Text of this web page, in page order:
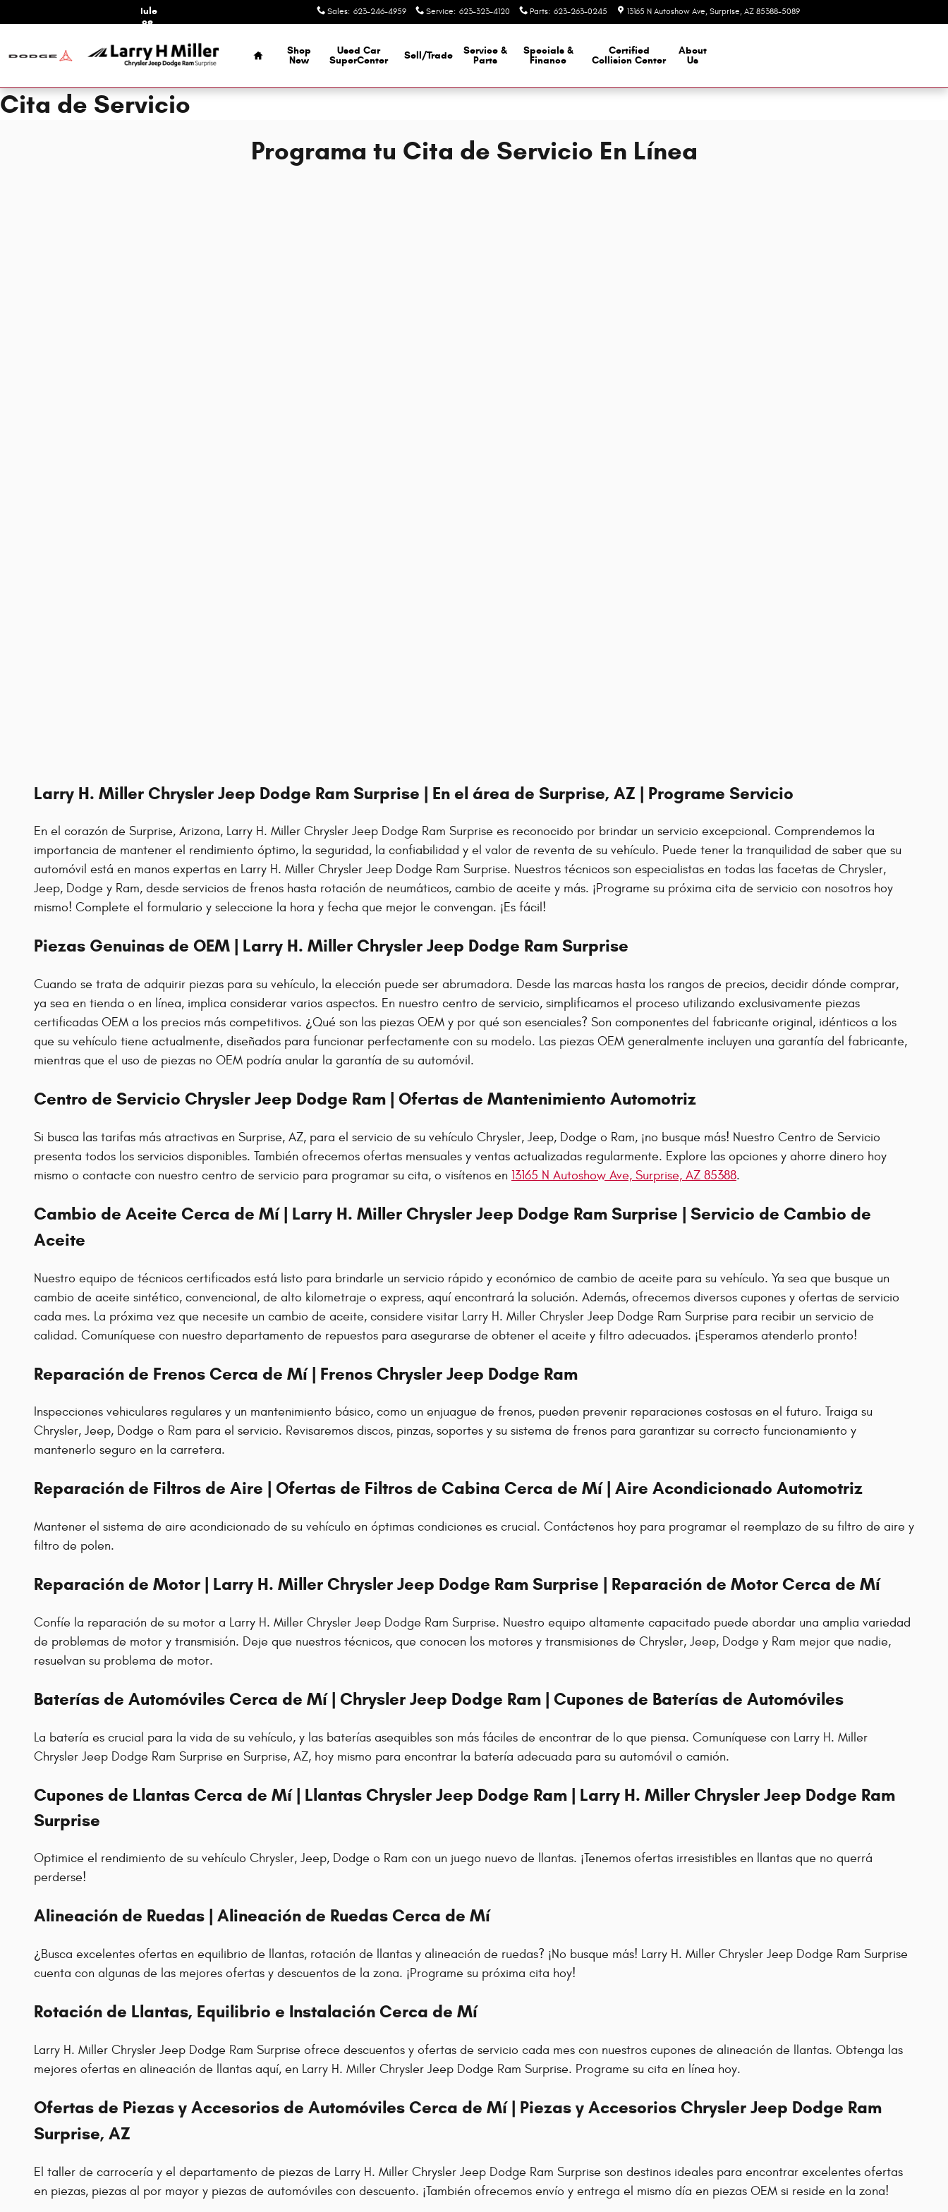
Sales: 623-246-4959 Service: 623-323-4120 Parts: 623-263-0245 13165 N Autoshow Ave Surprise, AZ 85388-5089
Schedule
Service
Home
Shop
New
Used Car
SuperCenter
Sell/Trade
Service &
Parts
Specials &
Finance
Certified
Collision Center
About
Us
Cita de Servicio
Programa tu Cita de Servicio En Línea
Larry H. Miller Chrysler Jeep Dodge Ram Surprise | En el área de Surprise, AZ | Programe Servicio
En el corazón de Surprise, Arizona, Larry H. Miller Chrysler Jeep Dodge Ram Surprise es reconocido por brindar un servicio excepcional. Comprendemos la
importancia de mantener el rendimiento óptimo, la seguridad, la confiabilidad y el valor de reventa de su vehículo. Puede tener la tranquilidad de saber que su
automóvil está en manos expertas en Larry H. Miller Chrysler Jeep Dodge Ram Surprise. Nuestros técnicos son especialistas en todas las facetas de Chrysler,
Jeep, Dodge y Ram, desde servicios de frenos hasta rotación de neumáticos, cambio de aceite y más. ¡Programe su próxima cita de servicio con nosotros hoy
mismo! Complete el formulario y seleccione la hora y fecha que mejor le convengan. ¡Es fácil!
Piezas Genuinas de OEM | Larry H. Miller Chrysler Jeep Dodge Ram Surprise
Cuando se trata de adquirir piezas para su vehículo, la elección puede ser abrumadora. Desde las marcas hasta los rangos de precios, decidir dónde comprar,
ya sea en tienda o en línea, implica considerar varios aspectos. En nuestro centro de servicio, simplificamos el proceso utilizando exclusivamente piezas
certificadas OEM a los precios más competitivos. ¿Qué son las piezas OEM y por qué son esenciales? Son componentes del fabricante original, idénticos a los
que su vehículo tiene actualmente, diseñados para funcionar perfectamente con su modelo. Las piezas OEM generalmente incluyen una garantía del fabricante,
mientras que el uso de piezas no OEM podría anular la garantía de su automóvil.
Centro de Servicio Chrysler Jeep Dodge Ram | Ofertas de Mantenimiento Automotriz
Si busca las tarifas más atractivas en Surprise, AZ, para el servicio de su vehículo Chrysler, Jeep, Dodge o Ram, ¡no busque más! Nuestro Centro de Servicio
presenta todos los servicios disponibles. También ofrecemos ofertas mensuales y ventas actualizadas regularmente. Explore las opciones y ahorre dinero hoy
mismo o contacte con nuestro centro de servicio para programar su cita, o visítenos en 13165 N Autoshow Ave, Surprise, AZ 85388.
Cambio de Aceite Cerca de Mí | Larry H. Miller Chrysler Jeep Dodge Ram Surprise | Servicio de Cambio de
Aceite
Nuestro equipo de técnicos certificados está listo para brindarle un servicio rápido y económico de cambio de aceite para su vehículo. Ya sea que busque un
cambio de aceite sintético, convencional, de alto kilometraje o express, aquí encontrará la solución. Además, ofrecemos diversos cupones y ofertas de servicio
cada mes. La próxima vez que necesite un cambio de aceite, considere visitar Larry H. Miller Chrysler Jeep Dodge Ram Surprise para recibir un servicio de
calidad. Comuníquese con nuestro departamento de repuestos para asegurarse de obtener el aceite y filtro adecuados. ¡Esperamos atenderlo pronto!
Reparación de Frenos Cerca de Mí | Frenos Chrysler Jeep Dodge Ram
Inspecciones vehiculares regulares y un mantenimiento básico, como un enjuague de frenos, pueden prevenir reparaciones costosas en el futuro. Traiga su
Chrysler, Jeep, Dodge o Ram para el servicio. Revisaremos discos, pinzas, soportes y su sistema de frenos para garantizar su correcto funcionamiento y
mantenerlo seguro en la carretera.
Reparación de Filtros de Aire | Ofertas de Filtros de Cabina Cerca de Mí | Aire Acondicionado Automotriz
Mantener el sistema de aire acondicionado de su vehículo en óptimas condiciones es crucial. Contáctenos hoy para programar el reemplazo de su filtro de aire y
filtro de polen.
Reparación de Motor | Larry H. Miller Chrysler Jeep Dodge Ram Surprise | Reparación de Motor Cerca de Mí
Confíe la reparación de su motor a Larry H. Miller Chrysler Jeep Dodge Ram Surprise. Nuestro equipo altamente capacitado puede abordar una amplia variedad
de problemas de motor y transmisión. Deje que nuestros técnicos, que conocen los motores y transmisiones de Chrysler, Jeep, Dodge y Ram mejor que nadie,
resuelvan su problema de motor.
Baterías de Automóviles Cerca de Mí | Chrysler Jeep Dodge Ram | Cupones de Baterías de Automóviles
La batería es crucial para la vida de su vehículo, y las baterías asequibles son más fáciles de encontrar de lo que piensa. Comuníquese con Larry H. Miller
Chrysler Jeep Dodge Ram Surprise en Surprise, AZ, hoy mismo para encontrar la batería adecuada para su automóvil o camión.
Cupones de Llantas Cerca de Mí | Llantas Chrysler Jeep Dodge Ram | Larry H. Miller Chrysler Jeep Dodge Ram
Surprise
Optimice el rendimiento de su vehículo Chrysler, Jeep, Dodge o Ram con un juego nuevo de llantas. ¡Tenemos ofertas irresistibles en llantas que no querrá
perderse!
Alineación de Ruedas | Alineación de Ruedas Cerca de Mí
¿Busca excelentes ofertas en equilibrio de llantas, rotación de llantas y alineación de ruedas? ¡No busque más! Larry H. Miller Chrysler Jeep Dodge Ram Surprise
cuenta con algunas de las mejores ofertas y descuentos de la zona. ¡Programe su próxima cita hoy!
Rotación de Llantas, Equilibrio e Instalación Cerca de Mí
Larry H. Miller Chrysler Jeep Dodge Ram Surprise ofrece descuentos y ofertas de servicio cada mes con nuestros cupones de alineación de llantas. Obtenga las
mejores ofertas en alineación de llantas aquí, en Larry H. Miller Chrysler Jeep Dodge Ram Surprise. Programe su cita en línea hoy.
Ofertas de Piezas y Accesorios de Automóviles Cerca de Mí | Piezas y Accesorios Chrysler Jeep Dodge Ram
Surprise, AZ
El taller de carrocería y el departamento de piezas de Larry H. Miller Chrysler Jeep Dodge Ram Surprise son destinos ideales para encontrar excelentes ofertas
en piezas, piezas al por mayor y piezas de automóviles con descuento. ¡También ofrecemos envío y entrega el mismo día en piezas OEM si reside en la zona!